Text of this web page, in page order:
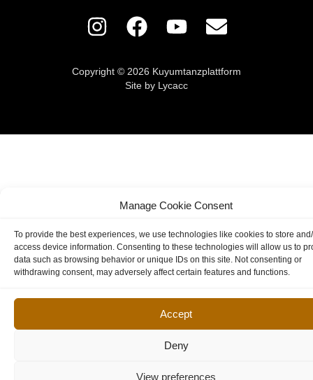
Manage Cookie Consent
To provide the best experiences, we use technologies like cookies to store
access device information. Consenting to these technologies will allow us to
data such as browsing behavior or unique IDs on this site. Not consenting or
withdrawing consent, may adversely affect certain features and functions.
Accept
Deny
View preferences
Copyright © 2026 Kuyumtanzplattform
Site by Lycacc